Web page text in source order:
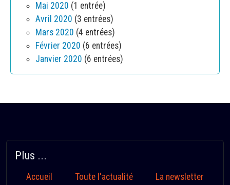
Mai 2020 (1 entrée)
Avril 2020 (3 entrées)
Mars 2020 (4 entrées)
Février 2020 (6 entrées)
Janvier 2020 (6 entrées)
Plus ...
Accueil Toute l'actualité La newsletter